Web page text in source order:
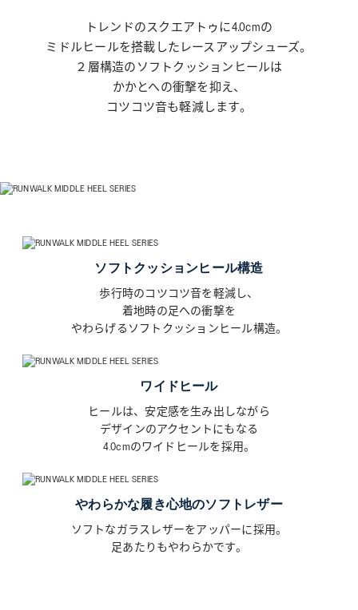
COLLECTION
PEDALA
ASICS KIDS SUKU²
ONLINE STORE
直営店舗
ASICS WALKING JOURNAL
with SUKU²
トレンドのスクエアトゥに4.0cmの
ミドルヒールを搭載したレースアップシューズ。
２層構造のソフトクッションヒールは
かかとへの衝撃を抑え、
コツコツ音も軽減します。
ソフトクッションヒール構造
歩行時のコツコツ音を軽減し、
着地時の足への衝撃を
やわらげるソフトクッションヒール構造。
ワイドヒール
ヒールは、安定感を生み出しながら
デザインのアクセントにもなる
4.0cmのワイドヒールを採用。
やわらかな履き心地のソフトレザー
ソフトなガラスレザーをアッパーに採用。
足あたりもやわらかです。